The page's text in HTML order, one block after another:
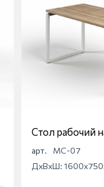
Стол рабочий
опоре Магна
арт.
МС-07
ДхВхШ: